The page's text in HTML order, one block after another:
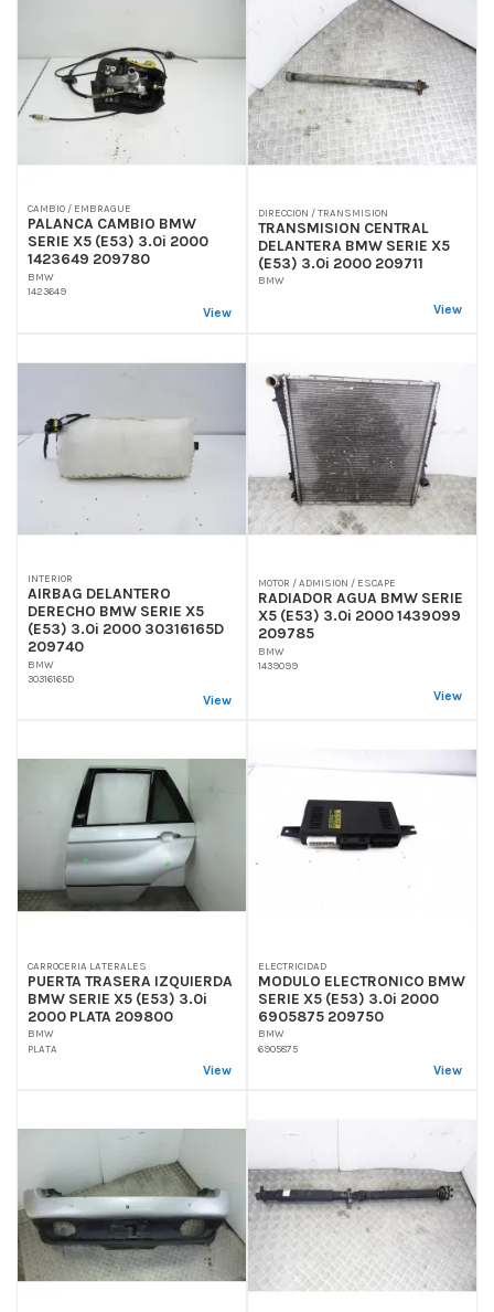
CAMBIO / EMBRAGUE
PALANCA CAMBIO BMW
SERIE X5 (E53) 3.0i 2000
1423649 209780
BMW
1423649
View
DIRECCION / TRANSMISION
TRANSMISION CENTRAL
DELANTERA BMW SERIE X5
(E53) 3.0i 2000 209711
BMW
View
INTERIOR
AIRBAG DELANTERO
DERECHO BMW SERIE X5
(E53) 3.0i 2000 30316165D
209740
BMW
30316165D
View
MOTOR / ADMISION / ESCAPE
RADIADOR AGUA BMW SERIE
X5 (E53) 3.0i 2000 1439099
209785
BMW
1439099
View
CARROCERIA LATERALES
PUERTA TRASERA IZQUIERDA
BMW SERIE X5 (E53) 3.0i
2000 PLATA 209800
BMW
PLATA
View
ELECTRICIDAD
MODULO ELECTRONICO BMW
SERIE X5 (E53) 3.0i 2000
6905875 209750
BMW
6905875
View